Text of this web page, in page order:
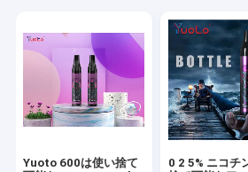
Yuoto 600は使い捨て
0 2 5% ニコチ